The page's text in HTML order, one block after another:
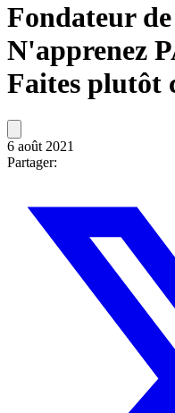
Fondateur
N'apprenez
Faites plutôt
6 août 2021
Partager: